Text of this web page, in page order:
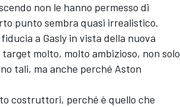
non le hanno permesso di
punto sembra quasi irrealistico.
a Gasly in vista della nuova
molto, molto ambizioso, non solo
tali, ma anche perché Aston
costruttori, perché è quello che